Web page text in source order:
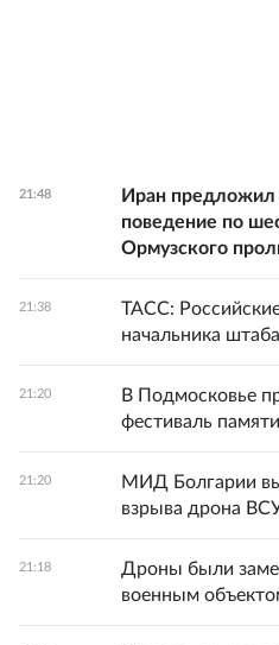
21:48
Иран
поведение по
Ормузского
21:38
ТАСС:
начальника
21:20
В Подмосковье
фестиваль
21:20
МИД Болгарии
взрыва дрона
21:18
Дроны были
военным